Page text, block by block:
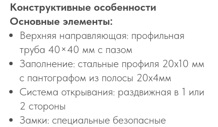
Конструктивные особенности
Основные элементы:
Верхняя направляющая: профильная
труба 40×40 мм с пазом
Заполнение: стальные профиля 20х10 мм
с пантографом из полосы 20х4мм
Система открывания: раздвижная в 1 или
2 стороны
Замки: специальные безопасные